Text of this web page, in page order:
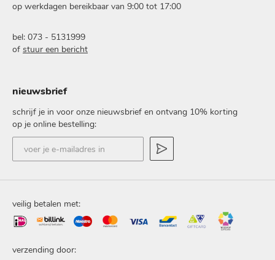
op werkdagen bereikbaar van 9:00 tot 17:00
bel: 073 - 5131999
of stuur een bericht
nieuwsbrief
schrijf je in voor onze nieuwsbrief en ontvang 10% korting
op je online bestelling:
mailadres
veilig betalen met:
verzending door: